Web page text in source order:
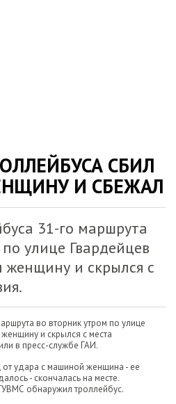
СБИЛ
И СБЕЖАЛ
31-го маршрута
улице Гвардейцев
и скрылся с
во вторник утром по улице
и скрылся с места
в пресс-службе ГАИ.
удара с машиной женщина - ее
- скончалась на месте.
обнаружил троллейбус.